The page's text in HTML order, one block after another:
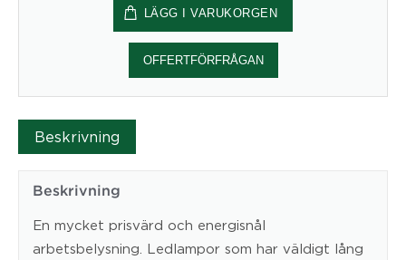
inkl
USB
mängd
LÄGG I VARUKORGEN
OFFERTFÖRFRÅGAN
Beskrivning
Beskrivning
En mycket prisvärd och energisnål
arbetsbelysning. Ledlampor som har väldigt lång